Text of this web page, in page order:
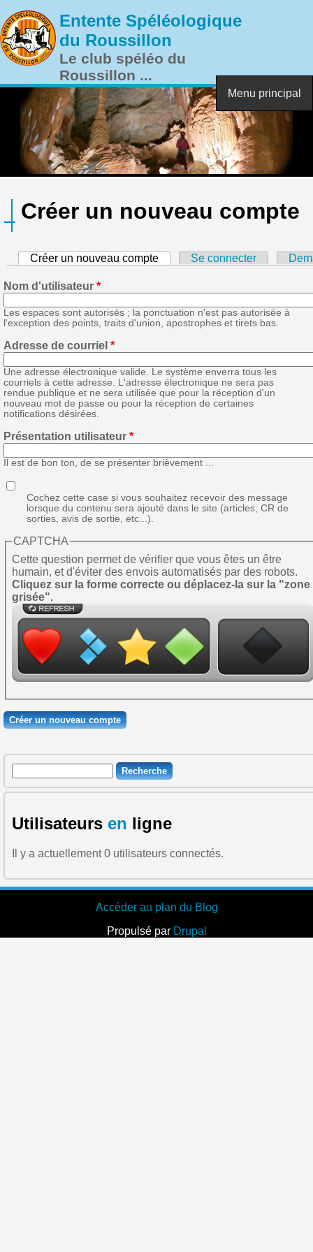
Entente Spéléologique
du Roussillon
Le club spéléo du
Roussillon ...
Menu principal
Créer un nouveau compte
Créer un nouveau compte (onglet actif)Se connecter
Nom d'utilisateur *
Les espaces sont autorisés ; la ponctuation n'est pas autorisée à
l'exception des points, traits d'union, apostrophes et tirets bas.
Adresse de courriel *
Une adresse électronique valide. Le système enverra tous les
courriels à cette adresse. L'adresse électronique ne sera pas
rendue publique et ne sera utilisée que pour la réception d'un
nouveau mot de passe ou pour la réception de certaines
notifications désirées.
Présentation utilisateur *
Il est de bon ton, de se présenter brièvement ...
Cochez cette case si vous souhaitez recevoir des message
lorsque du contenu sera ajouté dans le site (articles, CR de
sorties, avis de sortie, etc...).
CAPTCHA
Cette question permet de vérifier que vous êtes un être
humain, et d'éviter des envois automatisés par des robots.
Cliquez sur la forme correcte ou déplacez-la sur la "zone
grisée".
Formulaire de recherche
Recherche
Utilisateurs en ligne
Il y a actuellement 0 utilisateurs connectés.
Accéder au plan du Blog
Propulsé par Drupal